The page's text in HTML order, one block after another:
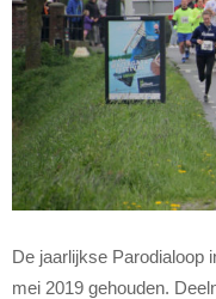
De jaarlijkse Parodialoop
mei 2019 gehouden.